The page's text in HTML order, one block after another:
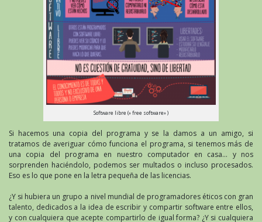
Software libre (» free software» )
Si hacemos una copia del programa y se la damos a un amigo, si
tratamos de averiguar cómo funciona el programa, si tenemos más de
una copia del programa en nuestro computador en casa… y nos
sorprenden haciéndolo, podemos ser multados o incluso procesados.
Eso es lo que pone en la letra pequeña de las licencias.
¿Y si hubiera un grupo a nivel mundial de programadores éticos con gran
talento, dedicados a la idea de escribir y compartir software entre ellos,
y con cualquiera que acepte compartirlo de igual forma? ¿Y si cualquiera